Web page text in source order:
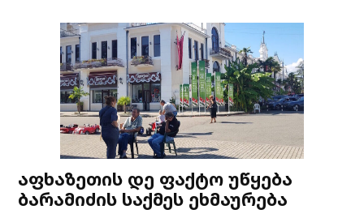
აფხაზეთის დე ფაქტო უწყება
ბარამიძის საქმეს ეხმაურება